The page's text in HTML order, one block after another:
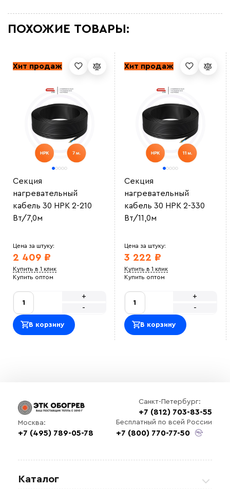
ПОХОЖИЕ ТОВАРЫ:
Хит продаж
Секция
нагревательный
кабель 30 НРК 2-210
Вт/7,0м
Цена за штуку:
2 409 ₽
Купить в 1 клик
Купить оптом
-
+
В корзину
Хит продаж
Секция
нагревательный
кабель 30 НРК 2-330
Вт/11,0м
Цена за штуку:
3 222 ₽
Купить в 1 клик
Купить оптом
-
+
В корзину
Санкт-Петербург:
+7 (812) 703-83-55
Москва:
+7 (495) 789-05-78
Бесплатный по всей России
+7 (800) 770-77-50
Каталог